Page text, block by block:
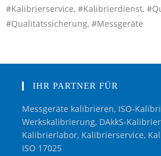
#Kalibrierservice, #Kalibrierdienst,
#Qualitätssicherung, #Messgeräte
IHR PARTNER FÜR
Messgeräte kalibrieren, ISO-
Werkskalibrierung, DAkkS-
Kalibrierlabor, Kalibrierservice,
ISO 17025